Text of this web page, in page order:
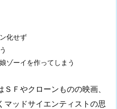
化せず
ゾーイを作ってしまう
Ｆやクローンものの映画、
マッドサイエンティストの思